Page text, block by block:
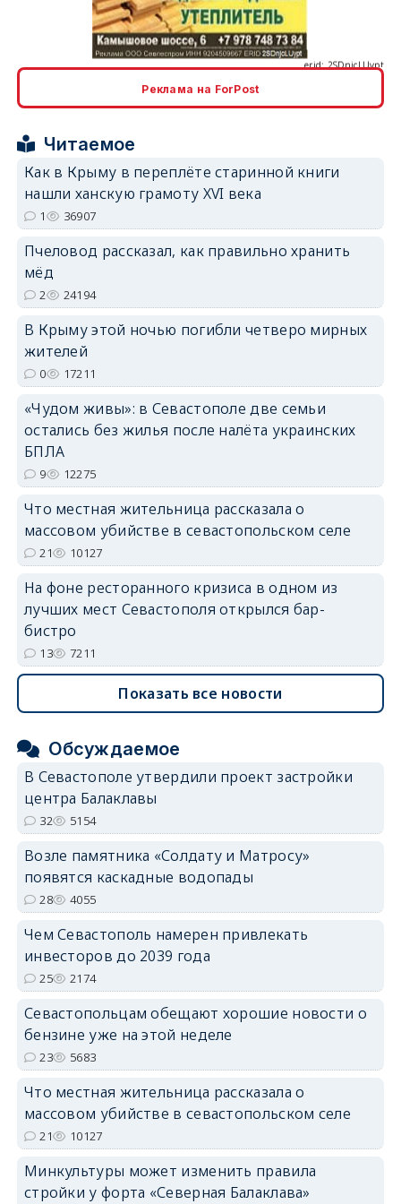
erid: 2SDnjdvhGXG
Реклама на ForPost
Читаемое
Как в Крыму в переплёте старинной книги
нашли ханскую грамоту XVI века
1 36907
Пчеловод рассказал, как правильно хранить
мёд
2 24194
В Крыму этой ночью погибли четверо мирных
жителей
0 17211
«Чудом живы»: в Севастополе две семьи
остались без жилья после налёта украинских
БПЛА
9 12275
Что местная жительница рассказала о
массовом убийстве в севастопольском селе
21 10127
На фоне ресторанного кризиса в одном из
лучших мест Севастополя открылся бар-
бистро
13 7211
Показать все новости
Обсуждаемое
В Севастополе утвердили проект застройки
центра Балаклавы
32 5154
Возле памятника «Солдату и Матросу»
появятся каскадные водопады
28 4055
Чем Севастополь намерен привлекать
инвесторов до 2039 года
25 2174
Севастопольцам обещают хорошие новости о
бензине уже на этой неделе
23 5683
Что местная жительница рассказала о
массовом убийстве в севастопольском селе
21 10127
Минкультуры может изменить правила
стройки у форта «Северная Балаклава»